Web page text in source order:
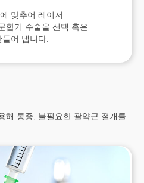
맞추어 레이저
합기 수술을 선택 혹은
어 냅니다.
해 통증, 불필요한 괄약근 절개를